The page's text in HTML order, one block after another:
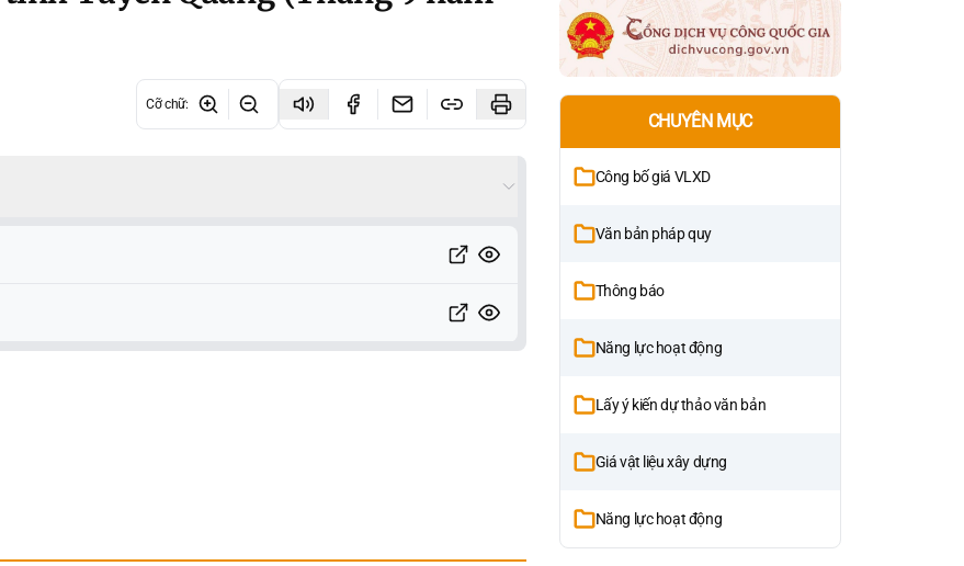
Cỡ chữ:
CHUYÊN MỤC
Công bố giá VLXD
Văn bản pháp quy
Thông báo
Năng lực hoạt động
Lấy ý kiến dự thảo văn bản
Giá vật liệu xây dựng
Năng lực hoạt động